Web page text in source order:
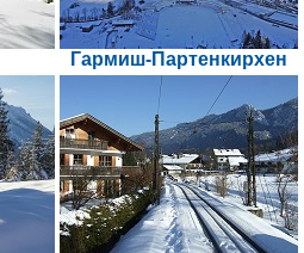
Гармиш-Партенкирхен